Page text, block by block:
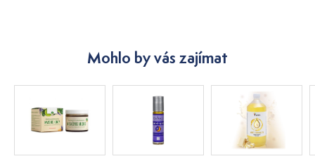
Mohlo by vás zajímat